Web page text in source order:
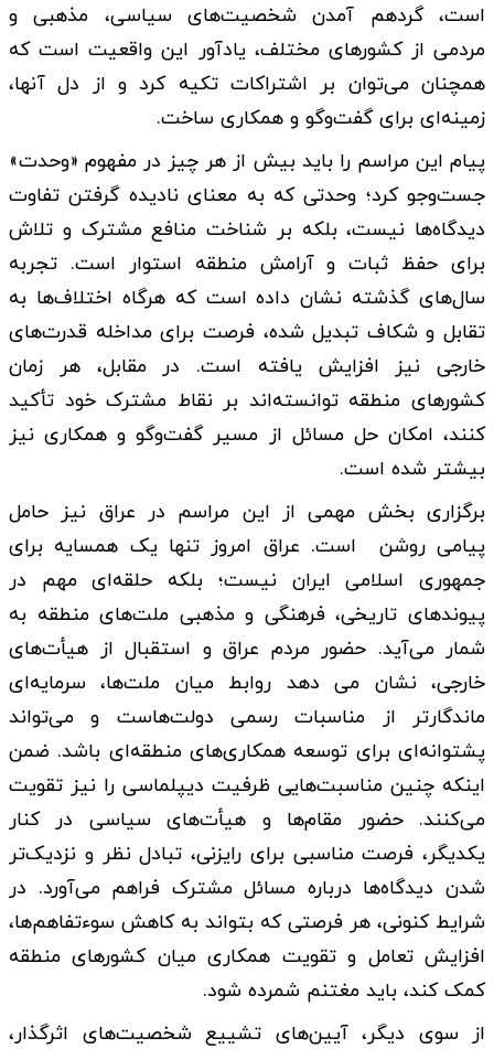
است، گردهم آمدن شخصیت‌های سیاسی، مذهبی و
مردمی از کشورهای مختلف، یادآور این واقعیت است که
همچنان می‌توان بر اشتراکات تکیه کرد و از دل آنها،
زمینه‌ای برای گفت‌وگو و همکاری ساخت.
پیام این مراسم را باید بیش از هر چیز در مفهوم «وحدت»
جست‌وجو کرد؛ وحدتی که به معنای نادیده گرفتن تفاوت
دیدگاه‌ها نیست، بلکه بر شناخت منافع مشترک و تلاش
برای حفظ ثبات و آرامش منطقه استوار است. تجربه
سال‌های گذشته نشان داده است که هرگاه اختلاف‌ها به
تقابل و شکاف تبدیل شده، فرصت برای مداخله قدرت‌های
خارجی نیز افزایش یافته است. در مقابل، هر زمان
کشورهای منطقه توانسته‌اند بر نقاط مشترک خود تأکید
کنند، امکان حل مسائل از مسیر گفت‌وگو و همکاری نیز
بیشتر شده است.
برگزاری بخش مهمی از این مراسم در عراق نیز حامل
پیامی روشن است. عراق امروز تنها یک همسایه برای
جمهوری اسلامی ایران نیست؛ بلکه حلقه‌ای مهم در
پیوندهای تاریخی، فرهنگی و مذهبی ملت‌های منطقه به
شمار می‌آید. حضور مردم عراق و استقبال از هیأت‌های
خارجی، نشان می دهد روابط میان ملت‌ها، سرمایه‌ای
ماندگارتر از مناسبات رسمی دولت‌هاست و می‌تواند
پشتوانه‌ای برای توسعه همکاری‌های منطقه‌ای باشد. ضمن
اینکه چنین مناسبت‌هایی ظرفیت دیپلماسی را نیز تقویت
می‌کنند. حضور مقام‌ها و هیأت‌های سیاسی در کنار
یکدیگر، فرصت مناسبی برای رایزنی، تبادل نظر و نزدیک‌تر
شدن دیدگاه‌ها درباره مسائل مشترک فراهم می‌آورد. در
شرایط کنونی، هر فرصتی که بتواند به کاهش سوءتفاهم‌ها،
افزایش تعامل و تقویت همکاری میان کشورهای منطقه
کمک کند، باید مغتنم شمرده شود.
از سوی دیگر، آیین‌های تشییع شخصیت‌های اثرگذار،